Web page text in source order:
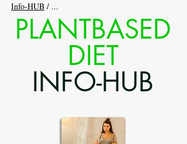
Info-HUB / ...
PLANTBASED
DIET
INFO-HUB